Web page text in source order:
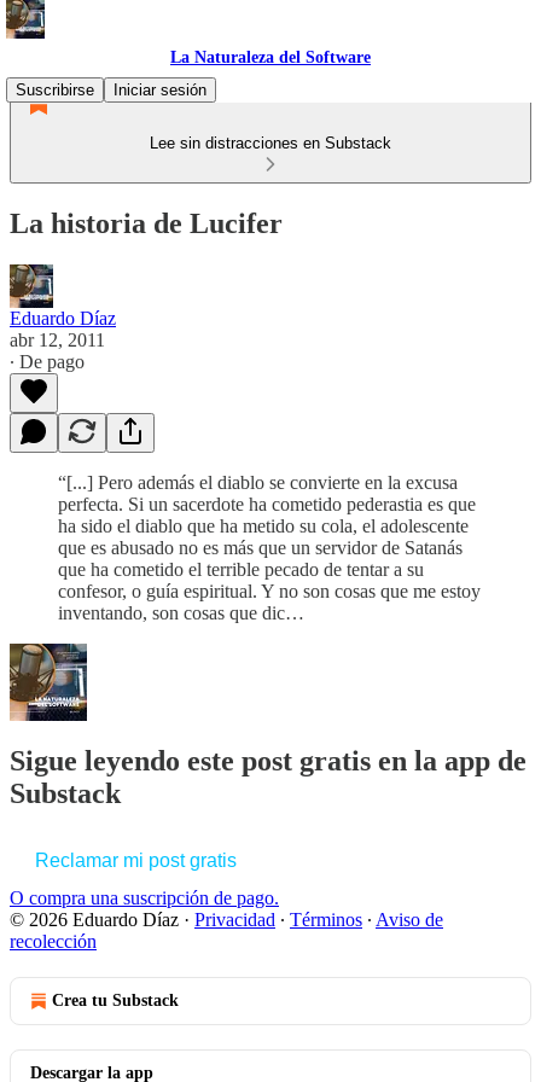
La Naturaleza del Software
Suscribirse
Iniciar sesión
Lee sin distracciones en Substack
La historia de Lucifer
Eduardo Díaz
abr 12, 2011
∙ De pago
“[...] Pero además el diablo se convierte en la excusa
perfecta. Si un sacerdote ha cometido pederastia es que
ha sido el diablo que ha metido su cola, el adolescente
que es abusado no es más que un servidor de Satanás
que ha cometido el terrible pecado de tentar a su
confesor, o guía espiritual. Y no son cosas que me estoy
inventando, son cosas que dic…
Sigue leyendo este post gratis en la app de
Substack
Reclamar mi post gratis
O compra una suscripción de pago.
© 2026 Eduardo Díaz · Privacidad ∙ Términos ∙ Aviso de
recolección
Crea tu Substack
Descargar la app